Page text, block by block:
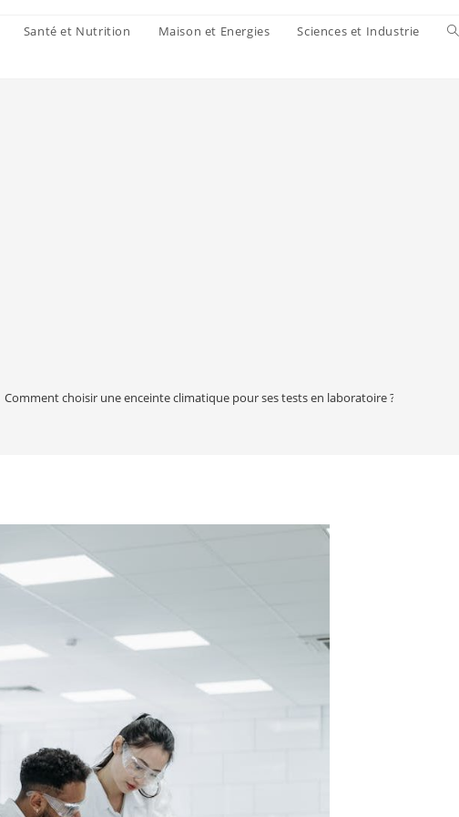
Santé et Nutrition Maison et Energies Sciences et Industrie
Comment choisir une enceinte climatique pour ses tests en laboratoire ?